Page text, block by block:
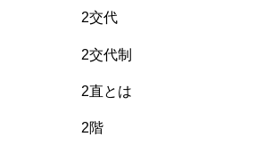
2交代
2交代制
2直とは
2階